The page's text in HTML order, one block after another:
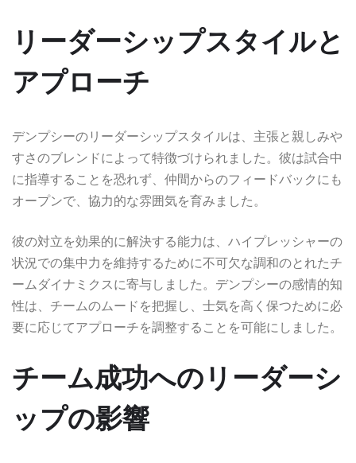
リーダーシップスタイルと
アプローチ
デンプシーのリーダーシップスタイルは、主張と親しみや
すさのブレンドによって特徴づけられました。彼は試合中
に指導することを恐れず、仲間からのフィードバックにも
オープンで、協力的な雰囲気を育みました。
彼の対立を効果的に解決する能力は、ハイプレッシャーの
状況での集中力を維持するために不可欠な調和のとれたチ
ームダイナミクスに寄与しました。デンプシーの感情的知
性は、チームのムードを把握し、士気を高く保つために必
要に応じてアプローチを調整することを可能にしました。
チーム成功へのリーダーシ
ップの影響